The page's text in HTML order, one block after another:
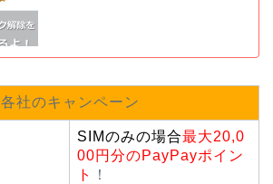
各社のキャンペーン
SIMのみの場合最大20,0
00円分のPayPayポイン
ト
！